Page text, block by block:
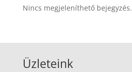
Nincs megjeleníthető bejegyzés.
Üzleteink